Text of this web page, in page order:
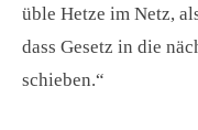
üble Hetze im Netz,
dass Gesetz in die
schieben.“